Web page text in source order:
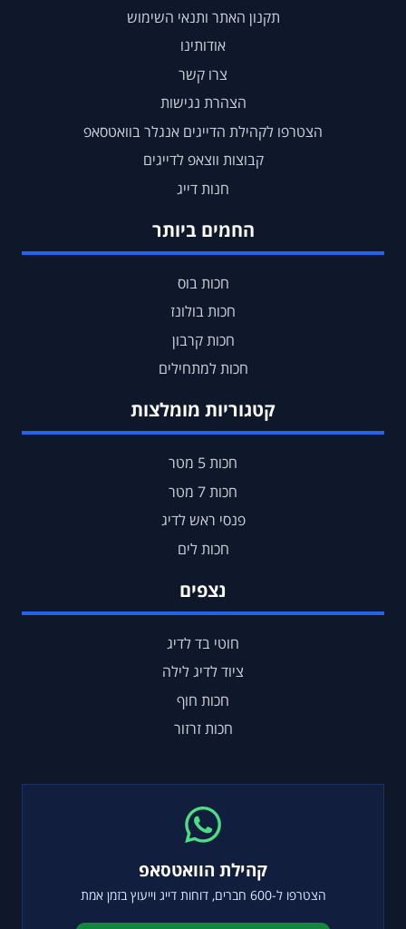
קהילת הוואטסאפ
הצטרפו ל-600 חברים, דוחות דייג וייעוץ בזמן אמת
תקנון האתר ותנאי השימוש
אודותינו
צרו קשר
הצהרת נגישות
הצטרפו לקהילת הדייגים אנגלר בוואטסאפ
קבוצות ווצאפ לדייגים
חנות דייג
החמים ביותר
חכות בוס
חכות בולונז
חכות קרבון
חכות למתחילים
קטגוריות מומלצות
חכות 5 מטר
חכות 7 מטר
פנסי ראש לדיג
חכות לים
נצפים
חוטי בד לדיג
ציוד לדיג לילה
חכות חוף
חכות זרזור